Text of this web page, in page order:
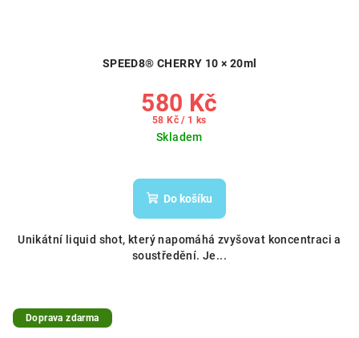
SPEED8® CHERRY 10 × 20ml
580 Kč
Měrná
58 Kč / 1 ks
Skladem
Do košíku
Unikátní liquid shot, který napomáhá zvyšovat koncentraci a
soustředění. Je...
Doprava zdarma